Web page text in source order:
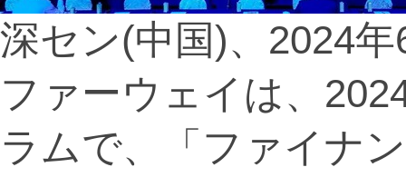
深セン(中国)、2024
ファーウェイは、
ラムで、「ファイナ